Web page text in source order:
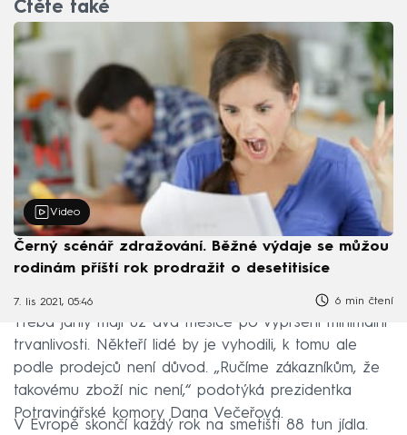
Čtěte také
Video
Černý scénář zdražování. Běžné výdaje se můžou
rodinám příští rok prodražit o desetitisíce
7. lis 2021, 05:46 6 min čtení
Třeba jáhly mají už dva měsíce po vypršení minimální
trvanlivosti. Někteří lidé by je vyhodili, k tomu ale
podle prodejců není důvod. „Ručíme zákazníkům, že
takovému zboží nic není,“ podotýká prezidentka
Potravinářské komory Dana Večeřová.
V Evropě skončí každý rok na smetišti 88 tun jídla.